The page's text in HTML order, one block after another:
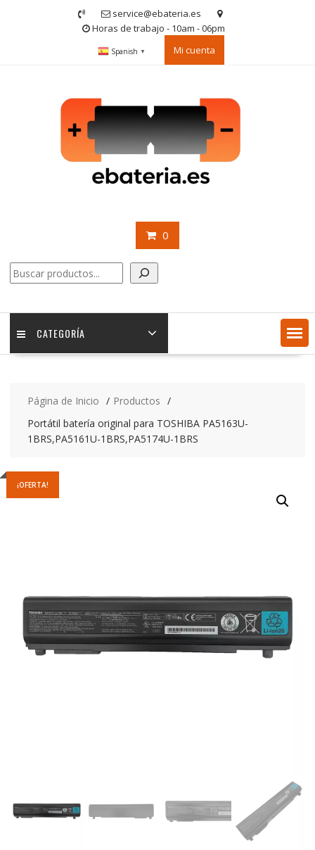
service@ebateria.es
Horas de trabajo - 10am - 06pm
Spanish ▼ Mi cuenta
0
Buscar
CATEGORÍA
Página de Inicio
Productos
Portátil batería original para TOSHIBA PA5163U-
1BRS,PA5161U-1BRS,PA5174U-1BRS
¡OFERTA!